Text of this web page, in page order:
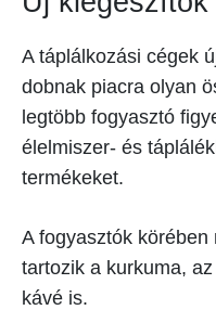
A táplálkozási cégek
dobnak piacra olyan
legtöbb fogyasztó
élelmiszer- és
termékeket.
A fogyasztók
tartozik a kurkuma,
kávé is.